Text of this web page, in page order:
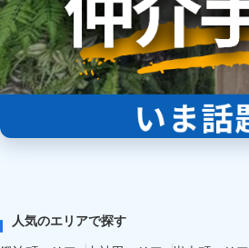
人気のエリアで探す